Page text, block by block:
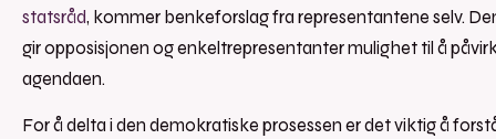
statsråd, kommer benkeforslag fra representantene selv.
gir opposisjonen og enkeltrepresentanter mulighet til å
agendaen.
For å delta i den demokratiske prosessen er det viktig å